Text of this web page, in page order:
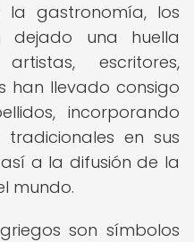
gastronomía, los
dejado una huella
escritores,
han llevado consigo
incorporando
en sus
a la difusión de la
mundo.
son símbolos